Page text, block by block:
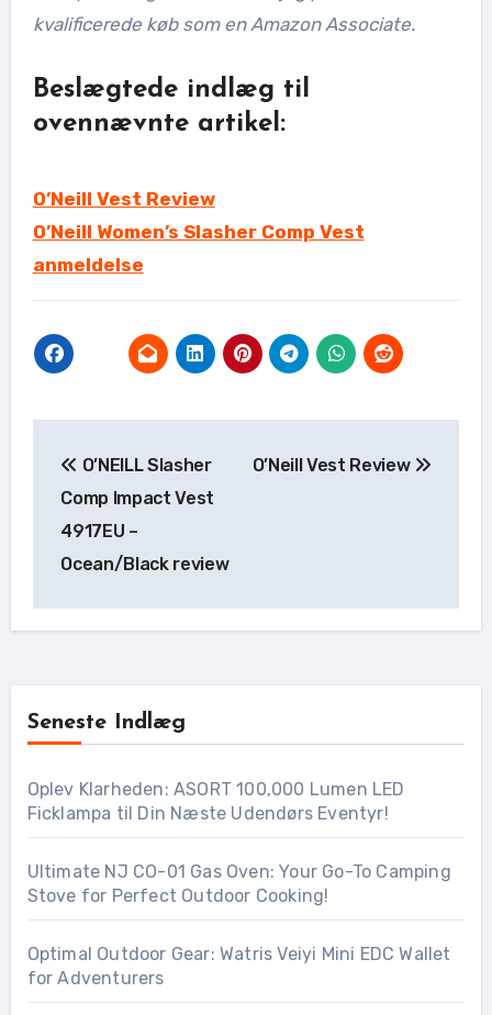
kvalificerede køb som en Amazon Associate.
Beslægtede indlæg til
ovennævnte artikel:
O’Neill Vest Review
O’Neill Women’s Slasher Comp Vest
anmeldelse
O’NEILL Slasher
Comp Impact Vest
4917EU –
Ocean/Black review
O’Neill Vest Review
Seneste Indlæg
Oplev Klarheden: ASORT 100,000 Lumen LED
Ficklampa til Din Næste Udendørs Eventyr!
Ultimate NJ CO-01 Gas Oven: Your Go-To Camping
Stove for Perfect Outdoor Cooking!
Optimal Outdoor Gear: Watris Veiyi Mini EDC Wallet
for Adventurers